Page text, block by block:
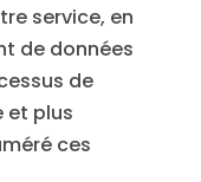
service, en
de données
de
et plus
ces